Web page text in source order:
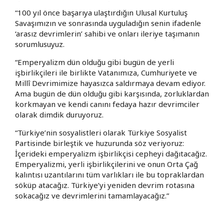
“100 yıl önce başarıya ulaştırdığın Ulusal Kurtuluş
Savaşımızın ve sonrasında uyguladığın senin ifadenle
‘arasız devrimlerin’ sahibi ve onları ileriye taşımanın
sorumlusuyuz.
“Emperyalizm dün olduğu gibi bugün de yerli
işbirlikçileri ile birlikte Vatanımıza, Cumhuriyete ve
Millî Devrimimize hayasızca saldırmaya devam ediyor.
Ama bugün de dün olduğu gibi karşısında, zorluklardan
korkmayan ve kendi canını fedaya hazır devrimciler
olarak dimdik duruyoruz.
“Türkiye’nin sosyalistleri olarak Türkiye Sosyalist
Partisinde birleştik ve huzurunda söz veriyoruz:
İçerideki emperyalizm işbirlikçisi cepheyi dağıtacağız.
Emperyalizmi, yerli işbirlikçilerini ve onun Orta Çağ
kalıntısı uzantılarını tüm varlıkları ile bu topraklardan
söküp atacağız. Türkiye’yi yeniden devrim rotasına
sokacağız ve devrimlerini tamamlayacağız.”